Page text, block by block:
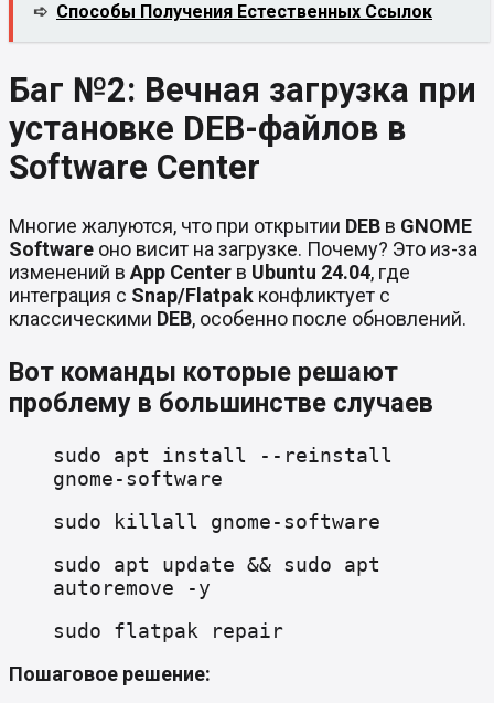
➪ Способы Получения Естественных Ссылок
Баг №2: Вечная загрузка при
установке DEB-файлов в
Software Center
Многие жалуются, что при открытии DEB в GNOME
Software оно висит на загрузке. Почему? Это из-за
изменений в App Center в Ubuntu 24.04, где
интеграция с Snap/Flatpak конфликтует с
классическими DEB, особенно после обновлений.
Вот команды которые решают
проблему в большинстве случаев
sudo apt install --reinstall
gnome-software
sudo killall gnome-software
sudo apt update && sudo apt
autoremove -y
sudo flatpak repair
Пошаговое решение: